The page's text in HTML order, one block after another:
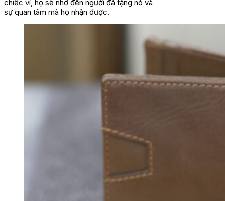
chiếc ví, họ sẽ nhớ đến người đã tặng nó và
sự quan tâm mà họ nhận được.